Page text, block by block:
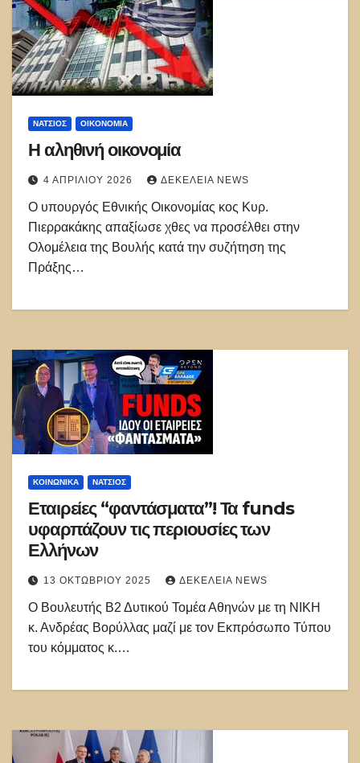
ΝΑΤΣΙΌΣ ΟΙΚΟΝΟΜΙΑ
Η αληθινή οικονομία
4 ΑΠΡΙΛΊΟΥ 2026 ΔΕΚΈΛΕΙΑ NEWS
Ο υπουργός Εθνικής Οικονομίας κος Κυρ.
Πιερρακάκης απαξίωσε χθες να προσέλθει στην
Ολομέλεια της Βουλής κατά την συζήτηση της
Πράξης…
ΚΟΙΝΩΝΙΚΑ ΝΑΤΣΙΌΣ
Εταιρείες “φαντάσματα”! Τα funds
υφαρπάζουν τις περιουσίες των
Ελλήνων
13 ΟΚΤΩΒΡΊΟΥ 2025 ΔΕΚΈΛΕΙΑ NEWS
Ο Βουλευτής Β2 Δυτικού Τομέα Αθηνών με τη ΝΙΚΗ
κ. Ανδρέας Βορύλλας μαζί με τον Εκπρόσωπο Τύπου
του κόμματος κ.…